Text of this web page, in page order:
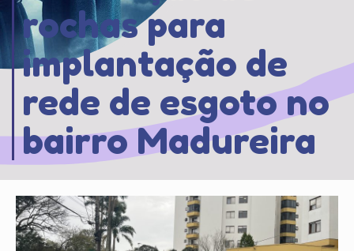
rochas para
implantação de
rede de esgoto no
bairro Madureira